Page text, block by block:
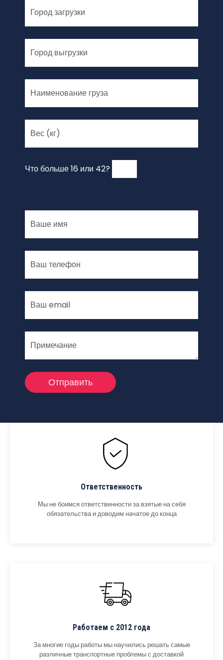
Что больше 16 или 42?
Ответственность
Мы не боимся ответственности за взятые на себя
обязательства и доводим начатое до конца
Работаем с 2012 года
За многие годы работы мы научились решать самые
различные транспортные проблемы с доставкой